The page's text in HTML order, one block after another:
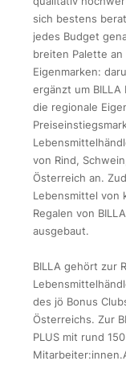
sich bestens
jedes Budget
breiten Palette
Eigenmarken:
ergänzt um BILLA
die regionale
von Rind,
Österreich an.
Lebensmittel von
Regalen von
ausgebaut.
BILLA gehört zur
des jö Bonus
Österreichs. Zur
PLUS mit rund